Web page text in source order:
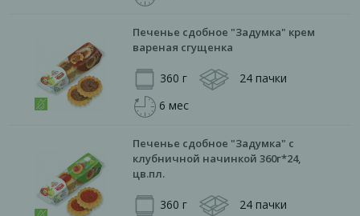
Печенье сдобное "Задумка" крем
вареная сгущенка
360 г
24 пачки
6 мес
Печенье сдобное "Задумка" с
клубничной начинкой 360г*24,
цв.пл.
360 г
24 пачки